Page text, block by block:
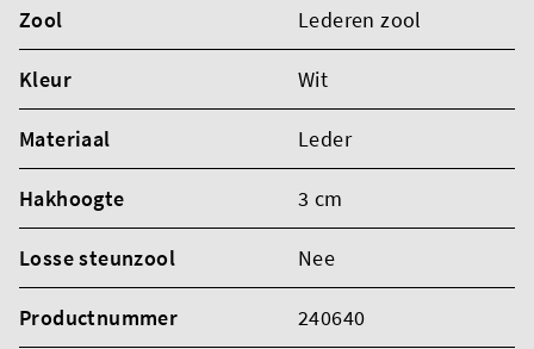
Zool Lederen zool
Kleur Wit
Materiaal Leder
Hakhoogte 3 cm
Losse steunzool Nee
Productnummer 240640